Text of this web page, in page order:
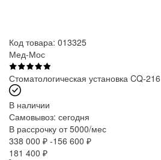
Код товара: 013325
Мед-Мос
Стоматологическая установка CQ-
В наличии
Самовывоз: сегодня
В рассрочку от 5000/мес
338 000 ₽ -156 600 ₽
181 400 ₽